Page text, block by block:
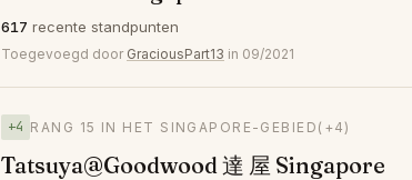
617 recente standpunten
Toegevoegd door GraciousPart13 in 09/2021
+4 RANG 15 IN HET SINGAPORE-GEBIED (+4)
Tatsuya@Goodwood 達 屋 Singapore